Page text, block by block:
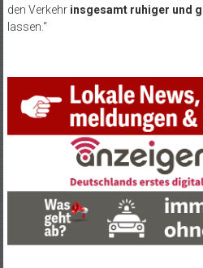
den Verkehr insgesamt ruhiger und
lassen.“